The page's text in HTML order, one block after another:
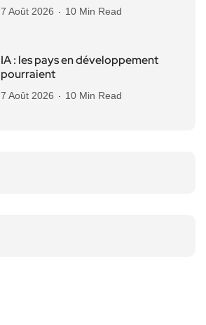
7 Août 2026 10 Min Read
IA : les pays en développement
pourraient
7 Août 2026 10 Min Read